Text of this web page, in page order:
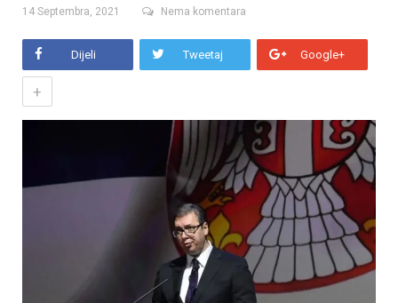
14 Septembra, 2021 Nema komentara
Dijeli Tweetaj Google+
+